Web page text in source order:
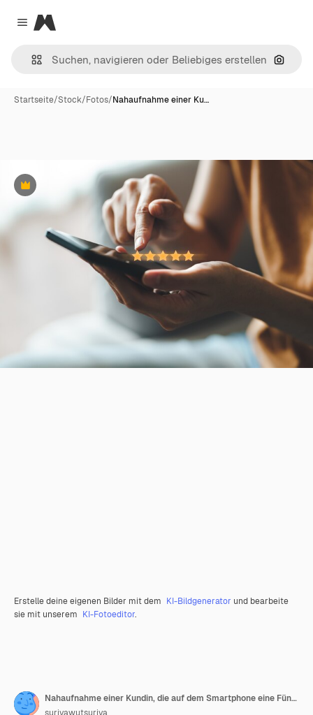
Close menu
Magnific
Nach
Startseite/Stock/Fotos/Nahaufnahme einer Ku…
Premium
Erstelle deine eigenen Bilder mit dem KI-Bildgenerator und bearbeite
sie mit unserem KI-Fotoeditor.
Nahaufnahme einer Kundin, die auf dem Smartphone eine Fünf-Sterne-Bewertung gibt. Bewertung, Servicebewertung, Zufriedenheit, Kundenservice-Erfahrung und Zufriedenheitsumfragekonzept.